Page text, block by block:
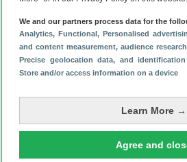
We and our partners process data for the
Analytics, Functional, Personalised
and content measurement, audience
Precise geolocation data, and
Store and/or access information on a device
Learn More →
Agree and
Bron:Google+ (Rens Blom, foto)
Heeft dit artikel je geholpen?
Reageer